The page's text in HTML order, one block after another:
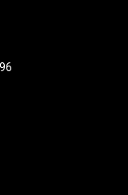
chắc chắn, bề
nhiệt giúp
trong môi